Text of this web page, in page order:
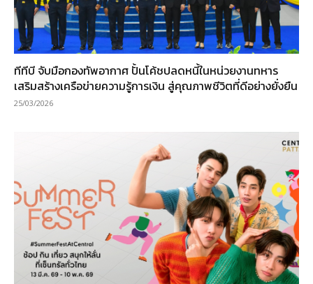
ทีทีบี จับมือกองทัพอากาศ ปั้นโค้ชปลดหนี้ในหน่วยงานทหาร
เสริมสร้างเครือข่ายความรู้การเงิน สู่คุณภาพชีวิตที่ดีอย่างยั่งยืน
25/03/2026